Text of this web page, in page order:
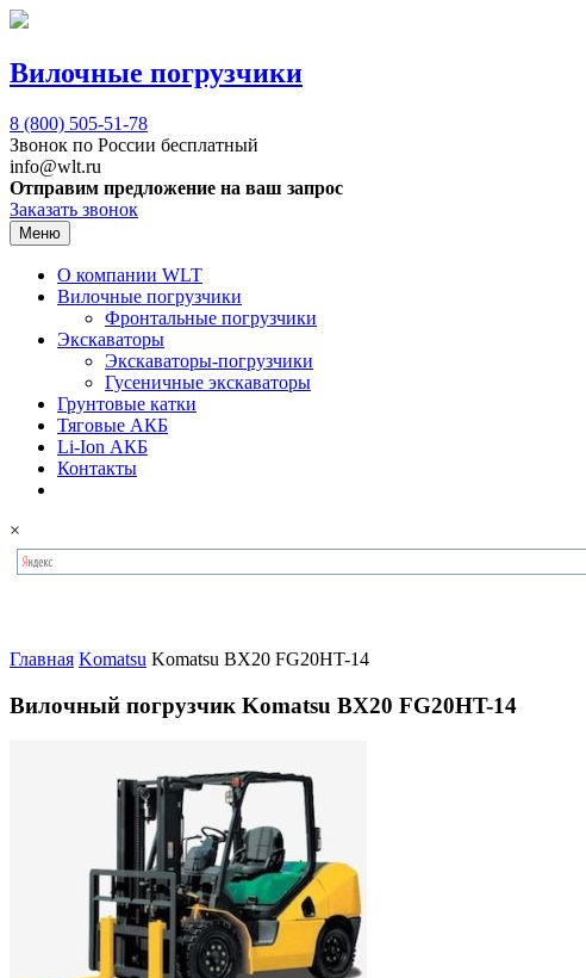
Вилочные погрузчики
8 (800) 505-51-78
Звонок по России бесплатный
info@wlt.ru
Отправим предложение на ваш запрос
Заказать звонок
Меню
О компании WLT
Вилочные погрузчики
Фронтальные погрузчики
Экскаваторы
Экскаваторы-погрузчики
Гусеничные экскаваторы
Грунтовые катки
Тяговые АКБ
Li-Ion АКБ
Контакты
×
Главная Komatsu Komatsu BX20 FG20HT-14
Вилочный погрузчик Komatsu BX20 FG20HT-14